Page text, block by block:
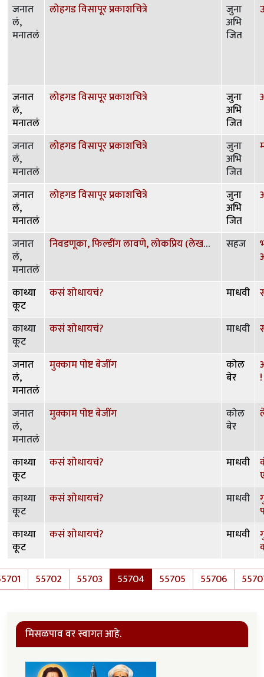
जनात
लं,
मनातलं
लोहगड विसापूर प्रकाशचित्रे जुना
अभि
जित
जनात
लं,
मनातलं
लोहगड विसापूर प्रकाशचित्रे जुना
अभि
जित
जनात
लं,
मनातलं
लोहगड विसापूर प्रकाशचित्रे जुना
अभि
जित
जनात
लं,
मनातलं
लोहगड विसापूर प्रकाशचित्रे जुना
अभि
जित
जनात
लं,
मनातलं
निवडणूका, फिल्डींग लावणे, लोकप्रिय (लेखक) बनणे इत्यादी सहज
काथ्या
कूट
कसं शोधायचं? माधवी
काथ्या
कूट
कसं शोधायचं? माधवी
जनात
लं,
मनातलं
मुक्काम पोष्ट बेजींग कोल
बेर !
जनात
लं,
मनातलं
मुक्काम पोष्ट बेजींग कोल
बेर
काथ्या
कूट
कसं शोधायचं? माधवी
काथ्या
कूट
कसं शोधायचं? माधवी
काथ्या
कूट
कसं शोधायचं? माधवी
Pagination
55702 55703 55704 55705 55706
मिसळपाव वर स्वागत आहे.